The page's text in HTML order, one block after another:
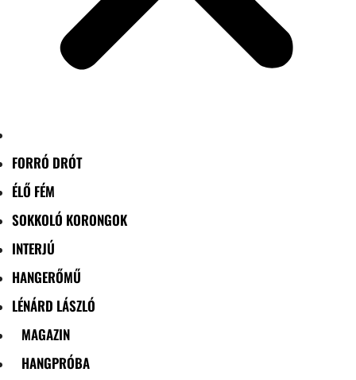
FORRÓ DRÓT
ÉLŐ FÉM
SOKKOLÓ KORONGOK
INTERJÚ
HANGERŐMŰ
LÉNÁRD LÁSZLÓ
MAGAZIN
HANGPRÓBA